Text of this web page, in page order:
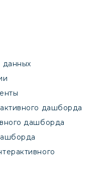
данных
дашборда
дашборда